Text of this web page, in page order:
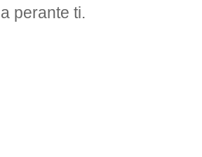
perante ti.